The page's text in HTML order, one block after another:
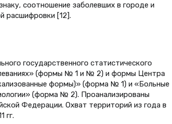
соотношение заболевших в городе и
расшифровки [12].
государственного статистического
(формы № 1 и № 2) и формы Центра
формы)» (форма № 1) и «Больные
(форма № 2). Проанализированы
Федерации. Охват территорий из года в
гг.